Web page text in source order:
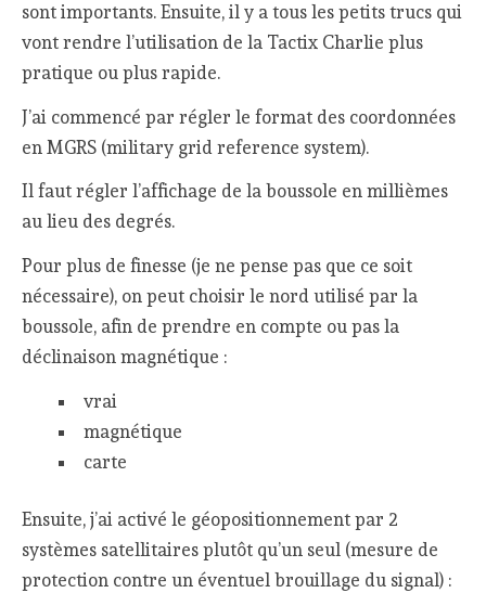
sont importants. Ensuite, il y a tous les petits trucs qui
vont rendre l’utilisation de la Tactix Charlie plus
pratique ou plus rapide.
J’ai commencé par régler le format des coordonnées
en MGRS (military grid reference system).
Il faut régler l’affichage de la boussole en millièmes
au lieu des degrés.
Pour plus de finesse (je ne pense pas que ce soit
nécessaire), on peut choisir le nord utilisé par la
boussole, afin de prendre en compte ou pas la
déclinaison magnétique :
vrai
magnétique
carte
Ensuite, j’ai activé le géopositionnement par 2
systèmes satellitaires plutôt qu’un seul (mesure de
protection contre un éventuel brouillage du signal) :